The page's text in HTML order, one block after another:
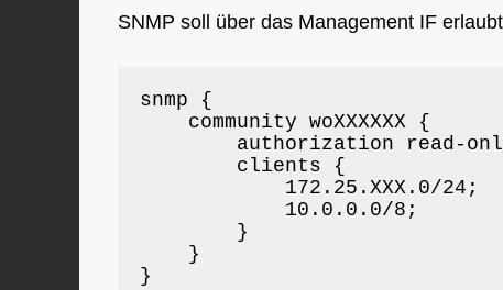
SNMP soll über das Management IF
snmp {
community woXXXXXX {
authorization read-
clients {
172.25.XXX.0/24;
10.0.0.0/8;
}
}
}